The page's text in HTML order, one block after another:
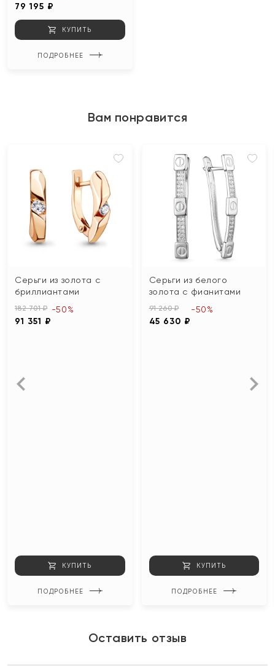
79 195 ₽
КУПИТЬ
ПОДРОБНЕЕ
Вам понравится
Серьги из золота с
бриллиантами
182 701 ₽
91 351 ₽
-50%
КУПИТЬ
ПОДРОБНЕЕ
Серьги из белого
золота с фианитами
91 260 ₽
45 630 ₽
-50%
КУПИТЬ
ПОДРОБНЕЕ
Оставить отзыв